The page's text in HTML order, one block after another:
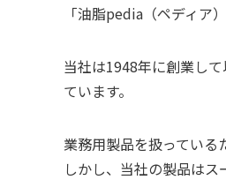
「油脂pedia（ペディア
当社は1948年に創業して
ています。
業務用製品を扱っている
しかし、当社の製品は